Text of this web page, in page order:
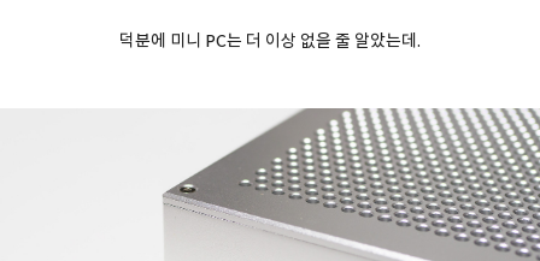
덕분에 미니 PC는 더 이상 없을 줄 알았는데.